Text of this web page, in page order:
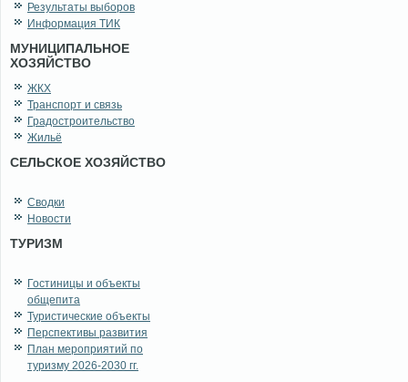
Результаты выборов
Информация ТИК
МУНИЦИПАЛЬНОЕ
ХОЗЯЙСТВО
ЖКХ
Транспорт и связь
Градостроительство
Жильё
СЕЛЬСКОЕ ХОЗЯЙСТВО
Сводки
Новости
ТУРИЗМ
Гостиницы и объекты
общепита
Туристические объекты
Перспективы развития
План мероприятий по
туризму 2026-2030 гг.